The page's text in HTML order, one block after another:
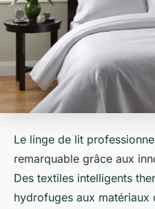
Le linge de lit
remarquable grâce aux
Des textiles intelligents
hydrofuges aux